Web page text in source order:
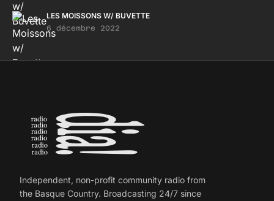
LES MOISSONS W/ BUVETTE
6 décembre 2022
Independent, non-profit community radio from
the Basque Country. Broadcasting 24/7 since